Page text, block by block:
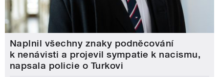
Naplnil všechny znaky podněcování
k nenávisti a projevil sympatie k nacismu,
napsala policie o Turkovi